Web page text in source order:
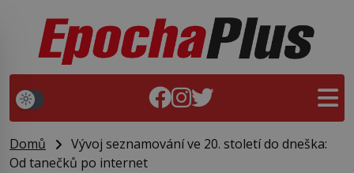
Domů
Vývoj seznamování ve 20. století do dneška:
Od tanečků po internet